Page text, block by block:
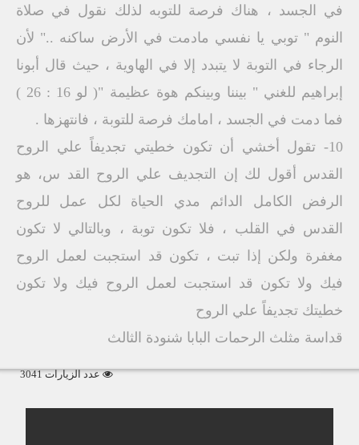
في الجسد ، هناك فرصة للتوبه لذلك نقول في صلاة
النوم " توبي يا نفسي مادمت في الأرض ساكنه .." لأن
الرجاء في التوبة لا يتبدد إلا في الهاوية ، حيث قال أبونا
إبراهيم للغني " بيننا وبينكم هوة عظيمة "( لو 16 : 26 )
فما دمت في الجسد ، امامك فرصة للتوبة ، فانتهزها .
10- تقول أخشي أن تكون خطيتي تجديفاً علي الروح
القدس أقول لك إن التجديف علي الروح القد س، هو
الرفض الكامل الدائم مدي الحياة لكل عمل للروح
القدس في القلب ، فلا تكون توبة ، وبالتالي لا تكون
مغفرة ولكن إذا تبت ، تكون قد استجبت لعمل الروح
فيك ولا تكون قد استجبت لعمل الروح فيك ولا تكون
خطيتك تجديفاً علي الروح
قداسة مثلث الرحمات البابا شنودة الثالث
عدد الزيارات 3041